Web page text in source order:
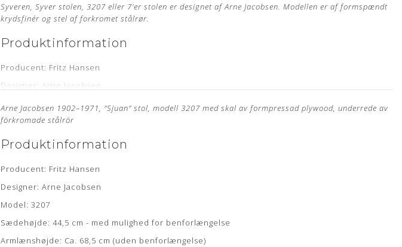
Syveren, Syver stolen, 3207 eller 7'er stolen er designet af Arne Jacobsen. Modellen er af formspændt
krydsfinér og stel af forkromet stålrør.
Produktinformation
Producent: Fritz Hansen
Designer: Arne Jacobsen
Model: 3207
Sædehøjde: 44,5 cm - med mulighed for benforlængelse
Armlænshøjde: Ca. 68,5 cm (uden benforlængelse)
Stand: Renoveret, originalt møbel, som er nypolstret hos egen møbelpolstrer.
Leveringstid: ca. 4 uger
Mangler du en ny polstring til din Arne Jacobsen stol?
Om læderet
Arne Jacobsen 1902–1971, "Sjuan" stol, modell 3207 med skal av formpressad plywood, underrede av
förkromade stålrör
Produktinformation
Producent: Fritz Hansen
Designer: Arne Jacobsen
Model: 3207
Sædehøjde: 44,5 cm - med mulighed for benforlængelse
Armlænshøjde: Ca. 68,5 cm (uden benforlængelse)